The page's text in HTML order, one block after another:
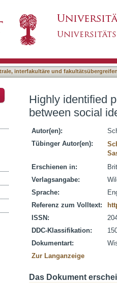
interfakultäre und
Highly identified
between social
Autor(en):
Tübinger Autor(en):
Erschienen in:
Verlagsangabe:
Sprache:
Referenz zum Volltext:
ISSN:
DDC-Klassifikation:
Dokumentart:
Zur Langanzeige
Das Dokument